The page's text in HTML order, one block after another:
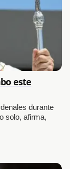
este
durante
solo, afirma,